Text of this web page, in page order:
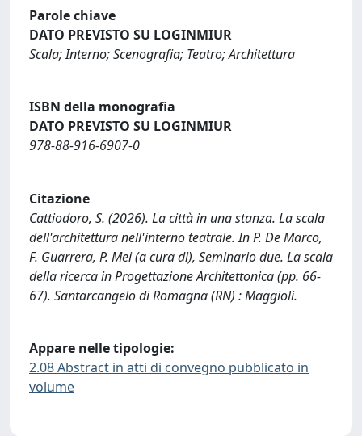
Parole chiave
DATO PREVISTO SU LOGINMIUR
Scala; Interno; Scenografia; Teatro; Architettura
ISBN della monografia
DATO PREVISTO SU LOGINMIUR
978-88-916-6907-0
Citazione
Cattiodoro, S. (2026). La città in una stanza. La scala
dell'architettura nell'interno teatrale. In P. De Marco,
F. Guarrera, P. Mei (a cura di), Seminario due. La scala
della ricerca in Progettazione Architettonica (pp. 66-
67). Santarcangelo di Romagna (RN) : Maggioli.
Appare nelle tipologie:
2.08 Abstract in atti di convegno pubblicato in
volume